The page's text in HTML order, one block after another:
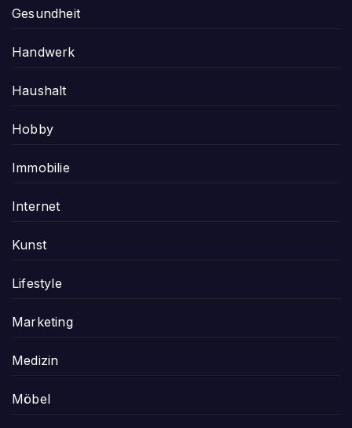
Gesundheit
Handwerk
Haushalt
Hobby
Immobilie
Internet
Kunst
Lifestyle
Marketing
Medizin
Möbel